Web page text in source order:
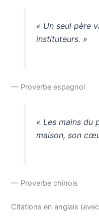
« Un seul père
instituteurs. »
— Proverbe espagnol
« Les mains du
maison, son
— Proverbe chinois
Citations en anglais